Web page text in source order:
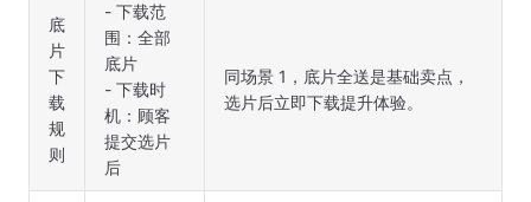
底
片
下
载
规
则
- 下载范
围：全部
底片
- 下载时
机：顾客
提交选片
后
同场景 1，底片全送是基础卖点，
选片后立即下载提升体验。